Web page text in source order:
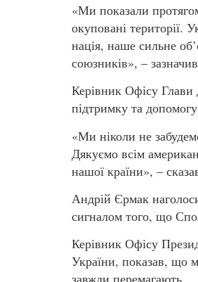
«Ми показали
окуповані території.
нація, наше сильне
союзників», –
Керівник Офісу Глави
підтримку та
«Ми ніколи не
Дякуємо всім
нашої країни», –
Андрій Єрмак
сигналом того, що
Керівник Офісу
України, показав, що